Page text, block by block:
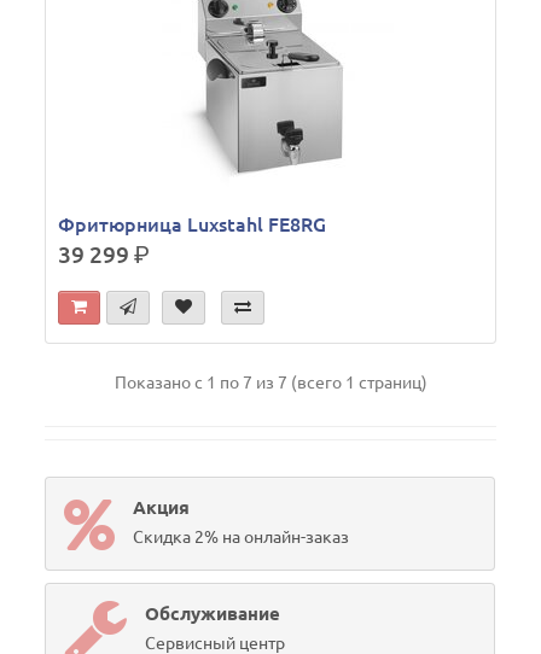
Фритюрница Luxstahl FE8RG
39 299р.
Показано с 1 по 7 из 7 (всего 1 страниц)
Акция
Скидка 2% на онлайн-заказ
Обслуживание
Сервисный центр